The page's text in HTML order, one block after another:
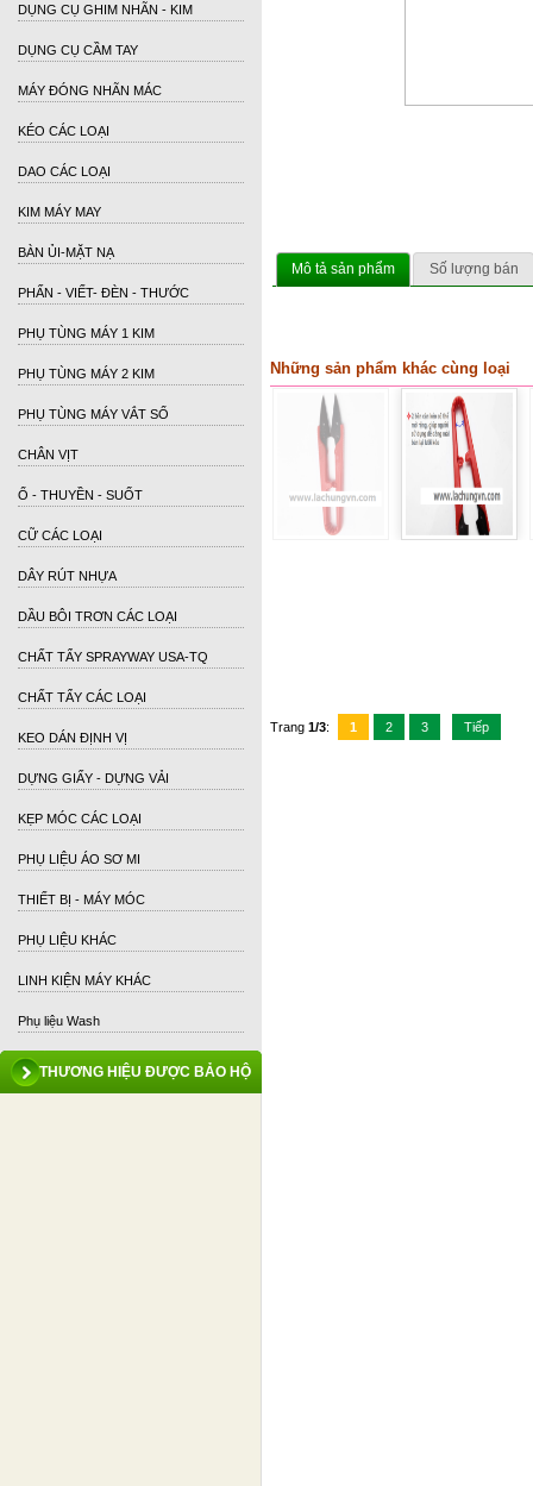
DỤNG CỤ GHIM NHÃN - KIM
DỤNG CỤ CẦM TAY
MÁY ĐÓNG NHÃN MÁC
KÉO CÁC LOẠI
DAO CÁC LOẠI
KIM MÁY MAY
BÀN ỦI-MẶT NẠ
PHẤN - VIẾT- ĐÈN - THƯỚC
PHỤ TÙNG MÁY 1 KIM
PHỤ TÙNG MÁY 2 KIM
PHỤ TÙNG MÁY VẮT SỔ
CHÂN VỊT
Ổ - THUYỀN - SUỐT
CỮ CÁC LOẠI
DÂY RÚT NHỰA
DẦU BÔI TRƠN CÁC LOẠI
CHẤT TẨY SPRAYWAY USA-TQ
CHẤT TẨY CÁC LOẠI
KEO DÁN ĐỊNH VỊ
DỰNG GIẤY - DỰNG VẢI
KẸP MÓC CÁC LOẠI
PHỤ LIỆU ÁO SƠ MI
THIẾT BỊ - MÁY MÓC
PHỤ LIỆU KHÁC
LINH KIỆN MÁY KHÁC
Phụ liệu Wash
Mô tả sản phẩm Số lượng bán
Những sản phẩm khác cùng loại
Trang 1/3: 1 2 3 Tiếp
THƯƠNG HIỆU ĐƯỢC BẢO HỘ